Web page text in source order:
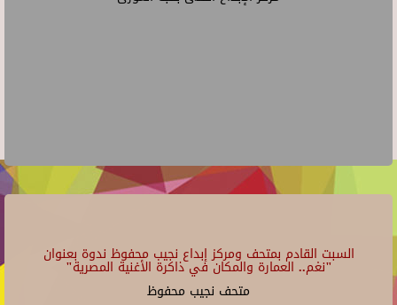
السبت القادم بمتحف ومركز إبداع نجيب محفوظ ندوة بعنوان
"نغم.. العمارة والمكان في ذاكرة الأغنية المصرية"
متحف نجيب محفوظ